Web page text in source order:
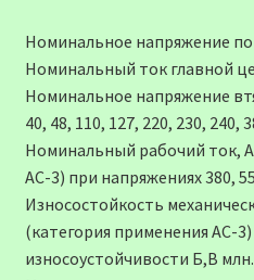
Номинальное напряжение по
Номинальный ток главной
Номинальное напряжение
40, 48, 110, 127, 220, 230, 240,
Номинальный рабочий ток,
АС-3) при напряжениях 380,
Износостойкость
(категория применения АС-
износоустойчивости Б,В